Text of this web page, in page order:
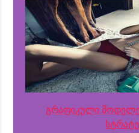
გრაფიკული